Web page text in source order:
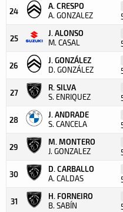
24
A. CRESPO
A. GONZALEZ
25
J. ALONSO
M. CASAL
26
J. GONZÁLEZ
D. GONZÁLEZ
27
R. SILVA
S. ENRIQUEZ
28
J. ANDRADE
S. CANCELA
29
M. MONTERO
J. GONZALEZ
30
D. CARBALLO
A. CALDAS
31
H. FORNEIRO
B. SABÍN